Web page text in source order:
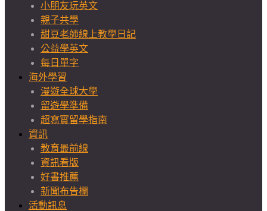
小朋友玩英文
親子共學
甜豆老師線上教學日記
公益學英文
每日單字
海外學習
漫遊全球大學
留遊學準備
超寫實留學指南
資訊
教育最前線
資訊看版
好書推薦
新聞布告欄
活動訊息